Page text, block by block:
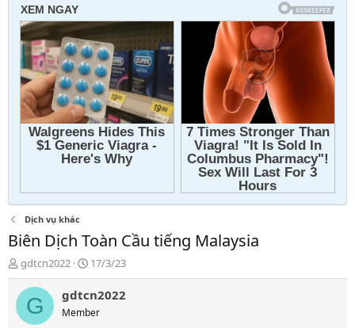
Dịch vụ khác
Biên Dịch Toàn Cầu tiếng Malaysia
T
h
r
a
gdtcn2022
N
g
à
g
17/3/23
G gdtcn2022
Member